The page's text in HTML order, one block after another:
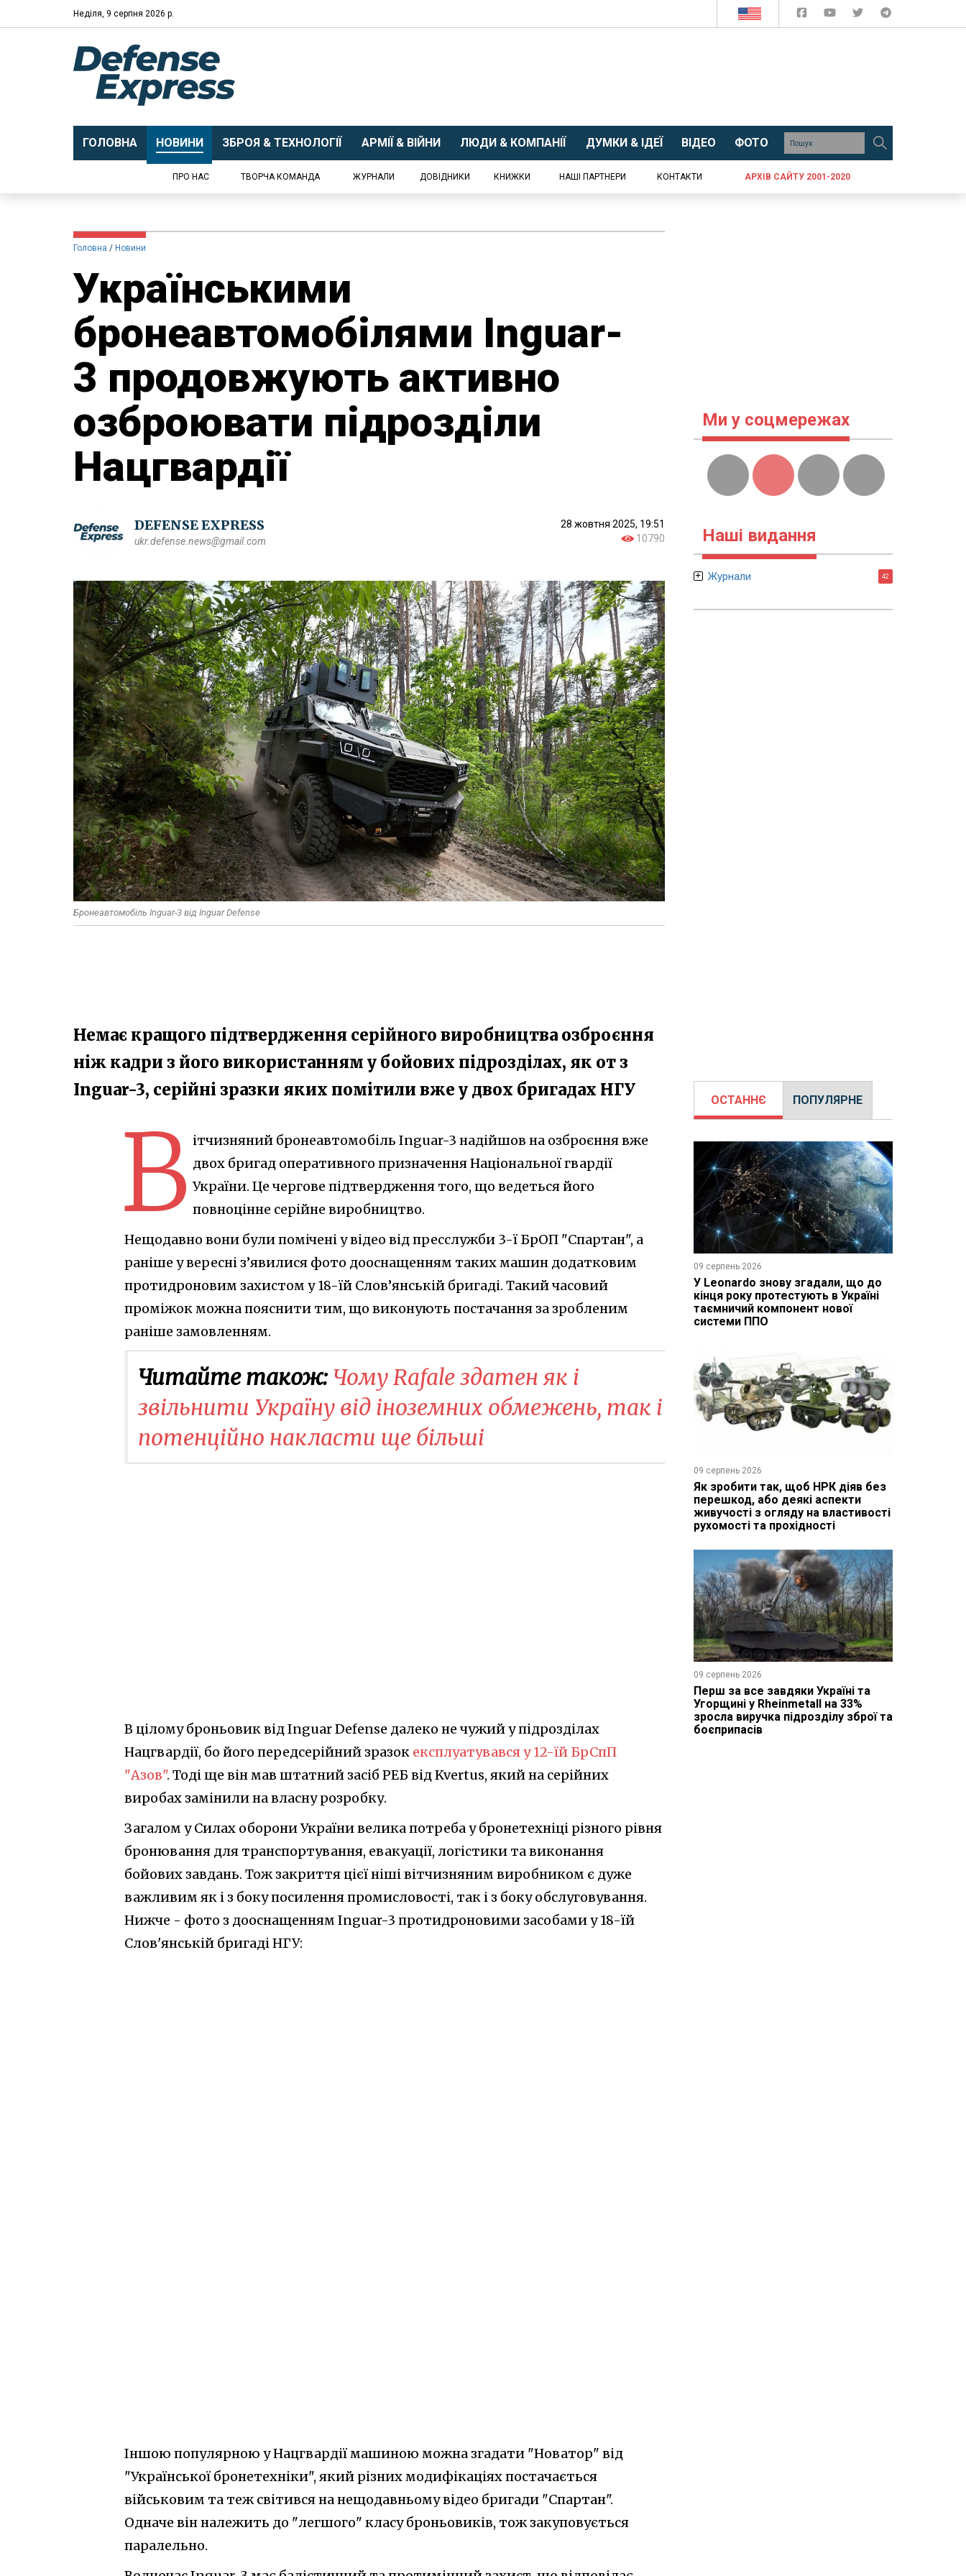
Неділя, 9 серпня 2026 р.
ГОЛОВНА НОВИНИ ЗБРОЯ & ТЕХНОЛОГІЇ АРМІЇ & ВІЙНИ ЛЮДИ & КОМПАНІЇ ДУМКИ & ІДЕЇ ВІДЕО ФОТО
ПРО НАС ТВОРЧА КОМАНДА ЖУРНАЛИ ДОВІДНИКИ КНИЖКИ НАШІ ПАРТНЕРИ КОНТАКТИ АРХІВ САЙТУ 2001-2020
Головна Новини
Українськими
бронеавтомобілями Inguar-
3 продовжують активно
озброювати підрозділи
Нацгвардії
DEFENSE EXPRESS
ukr.defense.news@gmail.com
28 жовтня 2025, 19:51
10790
Бронеавтомобіль Inguar-3 від Inguar Defense​
Немає кращого підтвердження серійного виробництва озброєння
ніж кадри з його використанням у бойових підрозділах, як от з
Inguar-3, серійні зразки яких помітили вже у двох бригадах НГУ
В ітчизняний бронеавтомобіль Inguar-3 надійшов на озброєння вже
двох бригад оперативного призначення Національної гвардії
України. Це чергове підтвердження того, що ведеться його
повноцінне серійне виробництво.
Нещодавно вони були помічені у відео від пресслужби 3-ї БрОП "Спартан", а
раніше у вересні з’явилися фото дооснащенням таких машин додатковим
протидроновим захистом у 18-їй Слов’янській бригаді. Такий часовий
проміжок можна пояснити тим, що виконують постачання за зробленим
раніше замовленням.
Читайте також: Чому Rafale здатен як і
звільнити Україну від іноземних обмежень, так і
потенційно накласти ще більші
В цілому броньовик від Inguar Defense далеко не чужий у підрозділах
Нацгвардії, бо його передсерійний зразок експлуатувався у 12-їй БрСпП
"Азов". Тоді ще він мав штатний засіб РЕБ від Kvertus, який на серійних
виробах замінили на власну розробку.
Загалом у Силах оборони України велика потреба у бронетехніці різного рівня
бронювання для транспортування, евакуації, логістики та виконання
бойових завдань. Тож закриття цієї ніші вітчизняним виробником є дуже
важливим як і з боку посилення промисловості, так і з боку обслуговування.
Нижче - фото з дооснащенням Inguar-3 протидроновими засобами у 18-їй
Слов'янській бригаді НГУ:
Іншою популярною у Нацгвардії машиною можна згадати "Новатор" від
"Української бронетехніки", який різних модифікаціях постачається
військовим та теж світився на нещодавньому відео бригади "Спартан".
Одначе він належить до "легшого" класу броньовиків, тож закуповується
паралельно.
Ми у соцмережах
Наші видання
Журнали 42
ОСТАННЄ ПОПУЛЯРНЕ
09 серпень 2026
У Leonardo знову згадали, що до
кінця року протестують в Україні
таємничий компонент нової
системи ППО
09 серпень 2026
Як зробити так, щоб НРК діяв без
перешкод, або деякі аспекти
живучості з огляду на властивості
рухомості та прохідності
09 серпень 2026
Перш за все завдяки Україні та
Угорщині у Rheinmetall на 33%
зросла виручка підрозділу зброї та
боєприпасів